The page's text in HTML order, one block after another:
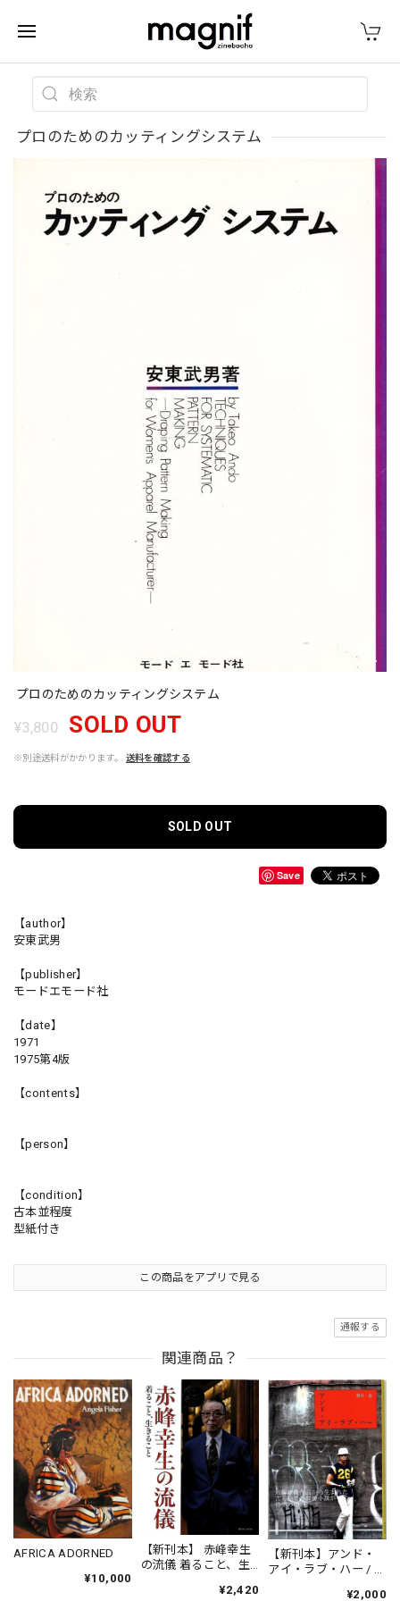
プロのためのカッティングシステム
プロのためのカッティングシステム
¥3,800 SOLD OUT
※別途送料がかかります。 送料を確認する
SOLD OUT
Save
【author】
安東武男
【publisher】
モードエモード社
【date】
1971
1975第4版
【contents】
【person】
【condition】
古本並程度
型紙付き
この商品をアプリで見る
通報する
関連商品？
AFRICA ADORNED
¥10,000
【新刊本】 赤峰幸生
の流儀 着ること、生
¥2,420
【新刊本】アンド・
アイ・ラブ・ハー / 鶴
¥2,000